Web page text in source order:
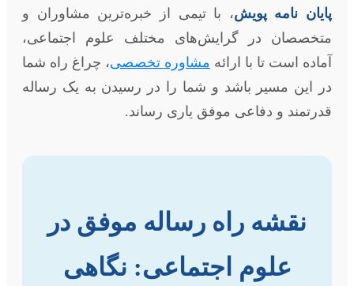
پایان نامه پویش، با تیمی از خبره‌ترین مشاوران و
متخصصان در گرایش‌های مختلف علوم اجتماعی،
آماده است تا با ارائه مشاوره تخصصی، چراغ راه شما
در این مسیر باشد و شما را در رسیدن به یک رساله
قدرتمند و دفاعی موفق یاری رساند.
نقشه راه رساله موفق در
علوم اجتماعی: نگاهی